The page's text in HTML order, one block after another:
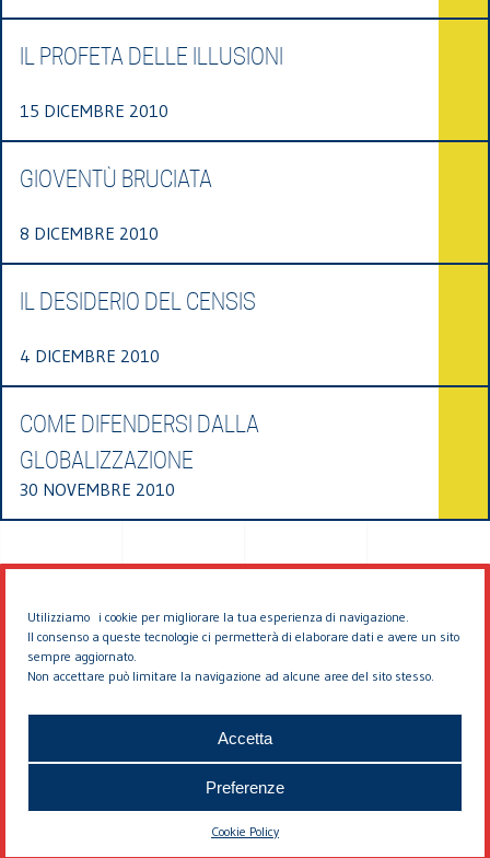
Utilizziamo i cookie per migliorare la tua esperienza di navigazione.
Il consenso a queste tecnologie ci permetterà di elaborare dati e avere un sito
sempre aggiornato.
Non accettare può limitare la navigazione ad alcune aree del sito stesso.
Accetta
Preferenze
Cookie Policy
IL PROFETA DELLE ILLUSIONI
15 DICEMBRE 2010
GIOVENTÙ BRUCIATA
8 DICEMBRE 2010
IL DESIDERIO DEL CENSIS
4 DICEMBRE 2010
COME DIFENDERSI DALLA
GLOBALIZZAZIONE
30 NOVEMBRE 2010
© 2026 EDDYBURG